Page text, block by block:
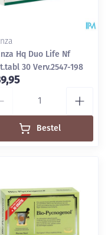
Hq Duo Life Nf
30 Verv.2547-198
Bestel